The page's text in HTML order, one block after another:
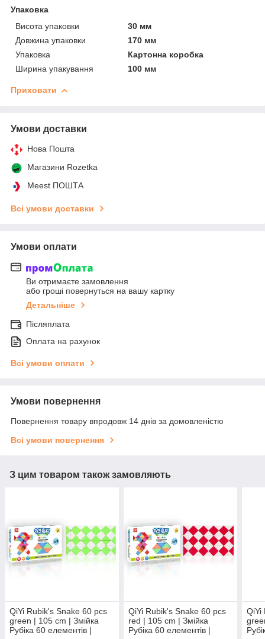
Упаковка
Висота упаковки
30 мм
Довжина упаковки
170 мм
Упаковка
Картонна коробка
Ширина упакування
100 мм
Приховати
Умови доставки
Нова Пошта
Магазини Rozetka
Meest ПОШТА
Всі умови доставки
Умови оплати
Ви отримаєте замовлення
або гроші повернуться на вашу картку
Детальніше
Післяплата
Оплата на рахунок
Всі умови оплати
Умови повернення
Повернення товару впродовж 14 днів за домовленістю
Всі умови повернення
З цим товаром також замовляють
QiYi Rubik's Snake 60 pcs
green | 105 cm | Змійка
Рубіка 60 елементів |
QiYi Rubik's Snake 60 pcs
red | 105 cm | Змійка
Рубіка 60 елементів |
QiYi